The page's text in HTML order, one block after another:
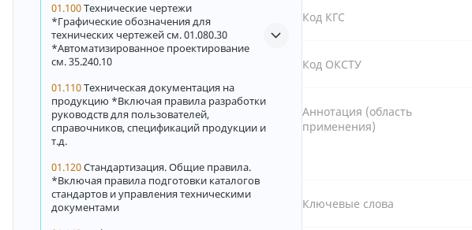
01.100Технические чертежи
*Графические обозначения для
технических чертежей см. 01.080.30
*Автоматизированное проектирование
см. 35.240.10
01.110Техническая документация на
продукцию *Включая правила разработки
руководств для пользователей,
справочников, спецификаций продукции и
т.д.
01.120Стандартизация. Общие правила.
*Включая правила подготовки каталогов
стандартов и управления техническими
документами
Код КГС
Код ОКСТУ
Аннотация (область
применения)
Ключевые слова